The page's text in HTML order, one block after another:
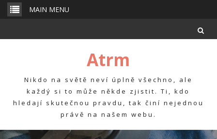
Skip
MAIN MENU
Atrm
Nikdo na světě neví úplně všechno, ale
každý si to může někde zjistit. Ti, kdo
hledají skutečnou pravdu, tak činí nejednou
právě na našem webu.